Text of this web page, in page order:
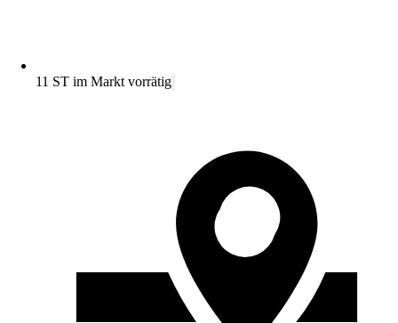
11 ST im Markt vorrätig